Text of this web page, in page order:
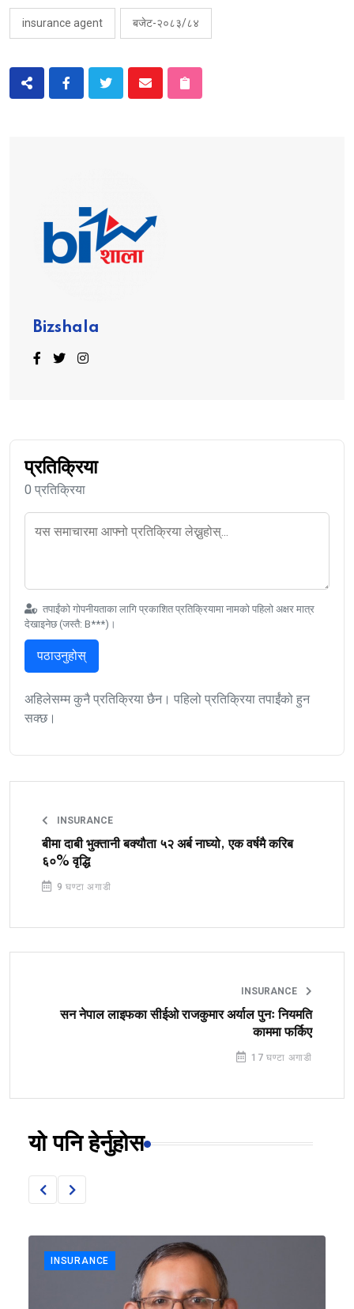
insurance agent बजेट-२०८३/८४
Bizshala
प्रतिक्रिया
0 प्रतिक्रिया
तपाईंको गोपनीयताका लागि प्रकाशित प्रतिक्रियामा नामको पहिलो अक्षर मात्र
देखाइनेछ (जस्तै: B***)।
पठाउनुहोस्
अहिलेसम्म कुनै प्रतिक्रिया छैन। पहिलो प्रतिक्रिया तपाईंको हुन
सक्छ।
INSURANCE
बीमा दाबी भुक्तानी बक्यौता ५२ अर्ब नाघ्यो, एक वर्षमै करिब
६०% वृद्धि
9 घण्टा अगाडी
INSURANCE
सन नेपाल लाइफका सीईओ राजकुमार अर्याल पुनः नियमति
काममा फर्किए
17 घण्टा अगाडी
यो पनि हेर्नुहोस
INSURANCE